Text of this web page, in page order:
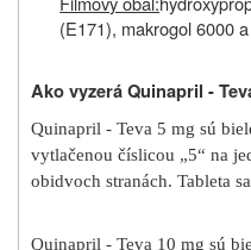
(E171), makrogol 6000
Ako vyzerá Quinapril -
Quinapril - Teva 5 mg sú
vytlačenou číslicou „5“ na
obidvoch stranách. Tableta
Quinapril - Teva 10 mg sú